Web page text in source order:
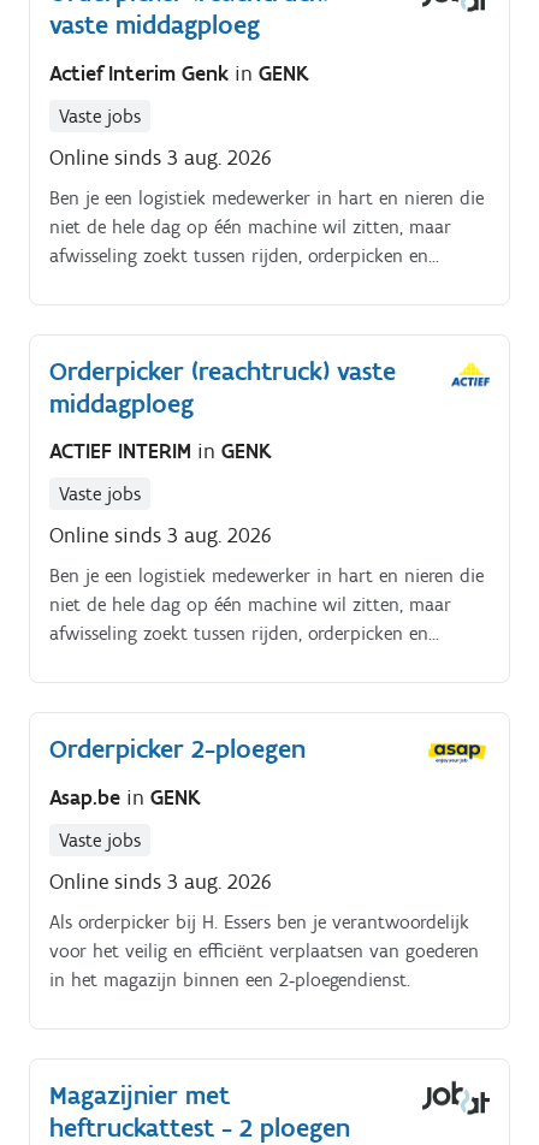
vaste middagploeg
Actief Interim Genk in GENK
Vaste jobs
Online sinds 3 aug. 2026
Ben je een logistiek medewerker in hart en nieren die
niet de hele dag op één machine wil zitten, maar
afwisseling zoekt tussen rijden, orderpicken en
die we zoeken.
Orderpicker (reachtruck) vaste
middagploeg
ACTIEF INTERIM in GENK
Vaste jobs
Online sinds 3 aug. 2026
Ben je een logistiek medewerker in hart en nieren die
niet de hele dag op één machine wil zitten, maar
afwisseling zoekt tussen rijden, orderpicken en
Orderpicker 2-ploegen
Asap.be in GENK
Vaste jobs
Online sinds 3 aug. 2026
Als orderpicker bij H. Essers ben je verantwoordelijk
voor het veilig en efficiënt verplaatsen van goederen
in het magazijn binnen een 2‑ploegendienst.
Magazijnier met
heftruckattest - 2 ploegen